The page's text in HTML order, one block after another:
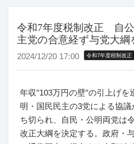
令和7年度税制改正 自
主党の合意経ず与党大綱
2024/12/20 17:00 令和7年度税制改正
年収"103万円の壁"の引上げを
明・国民民主の3党による協
ち切られ、自民・公明両党は
改正大綱を決定する。政府・